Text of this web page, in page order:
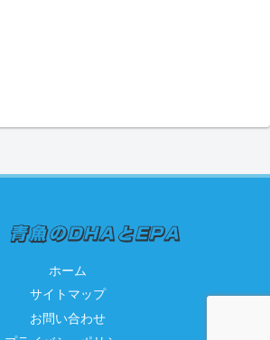
ホーム
サイトマップ
お問い合わせ